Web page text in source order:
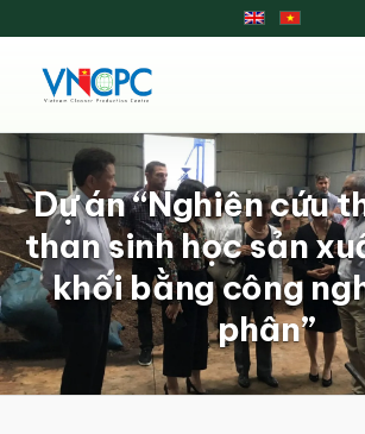
Dự án “Nghiên cứu
than sinh học sản
khối bằng công
phân”